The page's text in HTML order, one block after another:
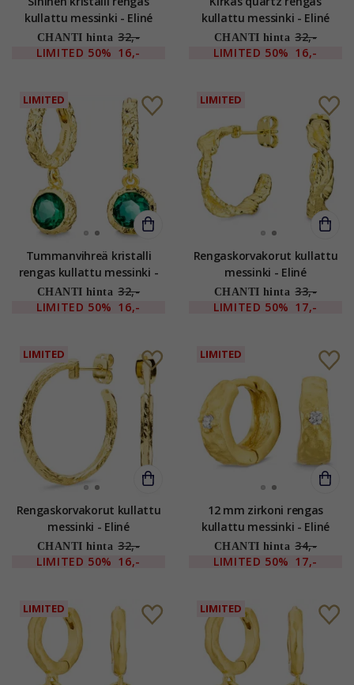
kullattu messinki - Eliné
CHANTI hinta 32,-
LIMITED 50% 16,-
kullattu messinki - Eliné
CHANTI hinta 32,-
LIMITED 50% 16,-
LIMITED
Tummanvihreä kristalli
rengas kullattu messinki -
Eliné
CHANTI hinta 32,-
LIMITED 50% 16,-
LIMITED
Rengaskorvakorut kullattu
messinki - Eliné
CHANTI hinta 33,-
LIMITED 50% 17,-
LIMITED
Rengaskorvakorut kullattu
messinki - Eliné
CHANTI hinta 32,-
LIMITED 50% 16,-
LIMITED
12 mm zirkoni rengas
kullattu messinki - Eliné
CHANTI hinta 34,-
LIMITED 50% 17,-
LIMITED LIMITED